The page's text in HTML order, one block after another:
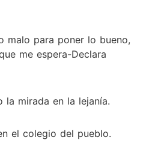
malo para poner lo bueno,
me espera-Declara
la mirada en la lejanía.
el colegio del pueblo.